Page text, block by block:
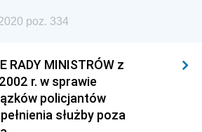
poz. 334
RADY MINISTRÓW z
r. w sprawie
policjantów
służby poza